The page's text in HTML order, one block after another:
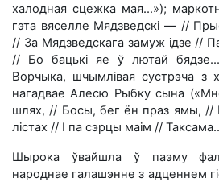
халодная сцежка мая...»);
гэта вяселле Мядзведскі — //
// За Мядзведскага замуж ідзе //
// Бо бацькі яе ў лютай
Ворчыка, шчымлівая сустрэча з
нагадвае Алесю Рыбку сына
шлях, // Босы, бег ён праз ямы, //
лістах // І па сэрцы маім //
Шырока ўвайшла ў паэму
народнае галашэнне з адценнем